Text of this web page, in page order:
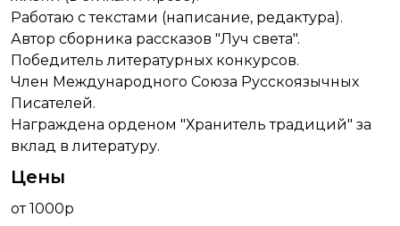
Работаю с текстами (написание, редактура).
Автор сборника рассказов "Луч света".
Победитель литературных конкурсов.
Член Международного Союза Русскоязычных
Писателей.
Награждена орденом "Хранитель традиций" за
вклад в литературу.
Цены
от 1000р